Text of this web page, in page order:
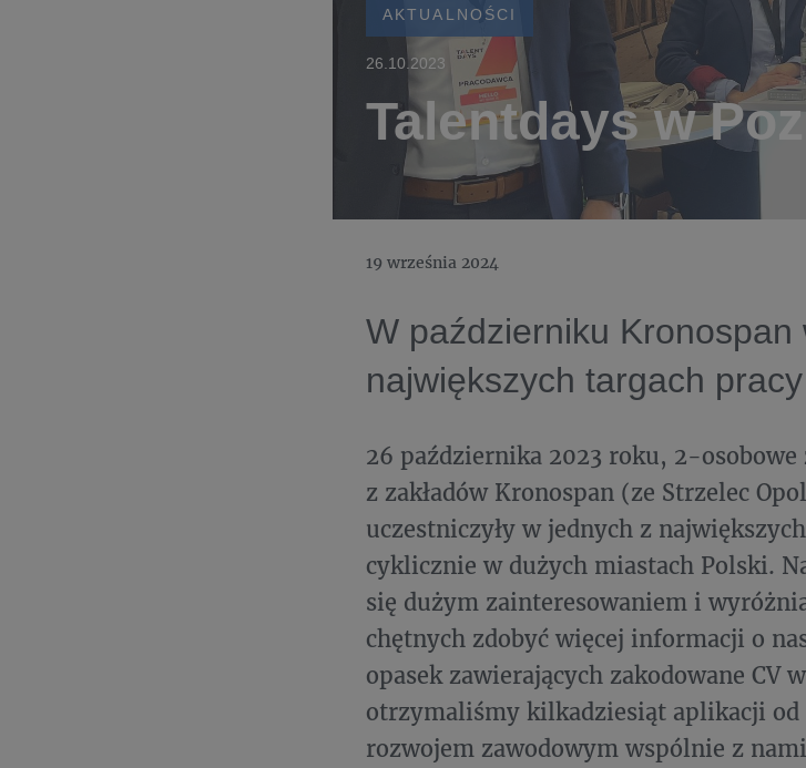
AKTUALNOŚCI
26.10.2023
Talentdays w
19 września 2024
W październiku Kronospan
największych targach
26 października 2023 roku, 2-osobowe
z zakładów Kronospan (ze Strzelec
uczestniczyły w jednych z
cyklicznie w dużych miastach Polski.
się dużym zainteresowaniem i
chętnych zdobyć więcej informacji o
opasek zawierających zakodowane CV
otrzymaliśmy kilkadziesiąt aplikacji od
rozwojem zawodowym wspólnie z